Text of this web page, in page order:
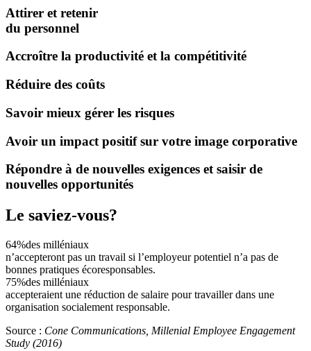
Attirer et retenir
du personnel
Accroître la productivité et la compétitivité
Réduire des coûts
Savoir mieux gérer les risques
Avoir un impact positif sur votre image corporative
Répondre à de nouvelles exigences et saisir de
nouvelles opportunités
Le saviez-vous?
64%des milléniaux
n’accepteront pas un travail si l’employeur potentiel n’a pas de
bonnes pratiques écoresponsables.
75%des milléniaux
accepteraient une réduction de salaire pour travailler dans une
organisation socialement responsable.
Source : Cone Communications, Millenial Employee Engagement
Study (2016)